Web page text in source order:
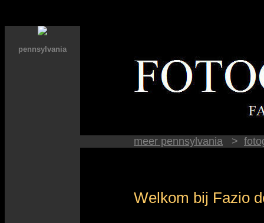
pennsylvania
meer pennsylvania >
Welkom bij Fazio